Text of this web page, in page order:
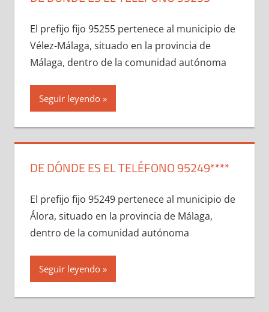
El prefijo fijo 95255 pertenece al municipio dе
Vélez-Málaga, situado en la provincia dе
Málaga, dentro dе la comunidad autónoma
Seguir leyendo
DE DÓNDE ES EL TELÉFONO 95249****
El prefijo fijo 95249 pertenece al municipio dе
Álora, situado en la provincia dе Málaga,
dentro dе la comunidad autónoma
Seguir leyendo